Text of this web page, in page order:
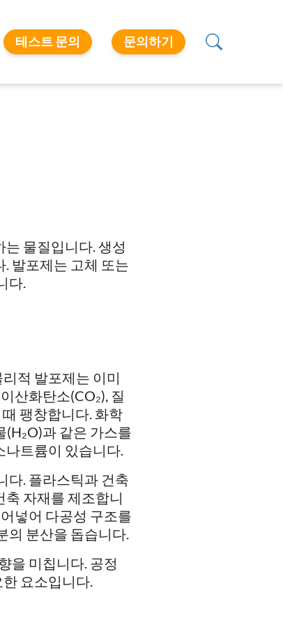
테스트 문의 문의하기
물질입니다. 생성
발포제는 고체 또는
다.
적 발포제는 이미
산화탄소(CO₂), 질
팽창합니다. 화학
(H₂O)과 같은 가스를
나트륨이 있습니다.
다. 플라스틱과 건축
축 자재를 제조합니
넣어 다공성 구조를
의 분산을 돕습니다.
을 미칩니다. 공정
요소입니다.